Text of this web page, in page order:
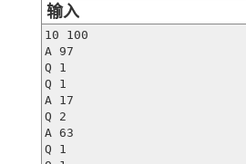
输入
10 100
A 97
Q 1
Q 1
A 17
Q 2
A 63
Q 1